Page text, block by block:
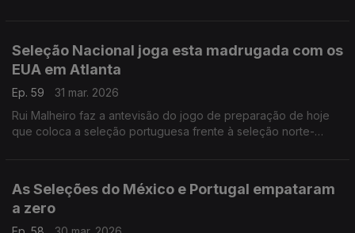
Seleção Nacional joga esta madrugada com os
EUA em Atlanta
Ep. 59
31 mar. 2026
Rui Malheiro faz a antevisão do jogo de preparação de hoje
que coloca a seleção portuguesa frente à seleção norte-
As Seleções do México e Portugal empataram
a zero